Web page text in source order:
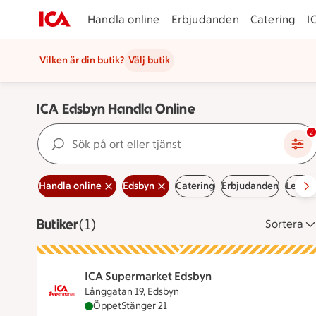
Handla online Erbjudanden Catering
Vilken är din butik? Välj butik
ICA Edsbyn Handla Online
Sök på ort eller tjänst 2
Handla online Edsbyn Catering Erbjudanden Lediga
ButikerVisar 1 stycken
(1) Sortera
ICA Supermarket Edsbyn
Långgatan 19, Edsbyn
ICA Supermarket Edsbyn är öppen nu,
ÖppetStänger 21